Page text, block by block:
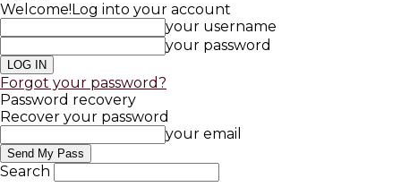
Welcome!Log into your account
your username
your password
Forgot your password?
Password recovery
Recover your password
your email
Search